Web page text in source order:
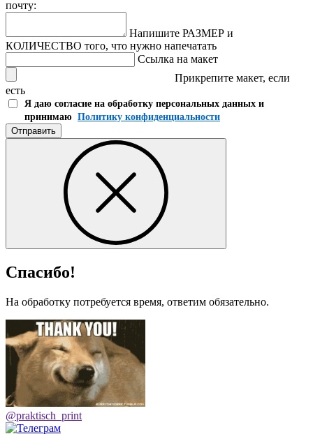
почту:
Напишите РАЗМЕР и
КОЛИЧЕСТВО того, что нужно напечатать
Ссылка на макет
Прикрепите макет, если
есть
Я даю согласие на обработку персональных данных и
принимаю Политику конфиденциальности
Отправить
Спасибо!
На обработку потребуется время, ответим обязательно.
@praktisch_print